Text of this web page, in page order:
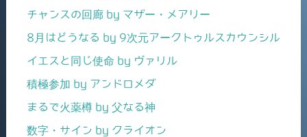
チャンスの回廊 by マザー・メアリー
8月はどうなる by 9次元アークトゥルスカウンシル
イエスと同じ使命 by ヴァリル
積極参加 by アンドロメダ
まるで火薬樽 by 父なる神
数字・サイン by クライオン